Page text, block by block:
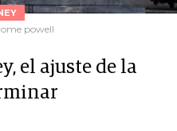
powell
el ajuste de la